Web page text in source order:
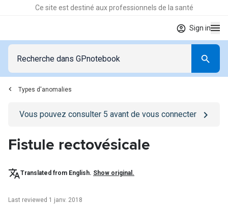
Ce site est destiné aux professionnels de la santé
Sign in
Types d'anomalies
Go to/se-connecterpage
Vous pouvez consulter 5 avant de vous connecter
Fistule rectovésicale
Translated from English. Show original.
Last reviewed 1 janv. 2018